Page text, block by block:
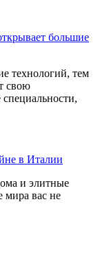
большие
технологий, тем
свою
в Италии
и элитные
мира вас не